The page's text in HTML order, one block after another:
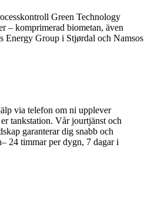
Green Technology
– komprimerad biometan, även
Energy Group i Stjørdal och Namsos
via telefon om ni upplever
tankstation. Vår jourtjänst och
garanterar dig snabb och
24 timmar per dygn, 7 dagar i